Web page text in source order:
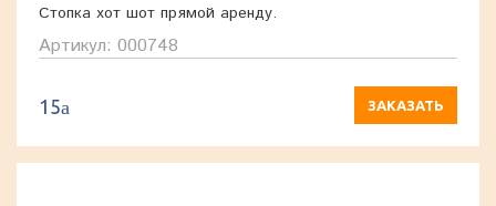
Стопка хот шот прямой аренду.
Артикул: 000748
15a ЗАКАЗАТЬ